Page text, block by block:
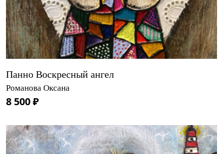
Панно Воскресный ангел
Романова Оксана
8 500 ₽